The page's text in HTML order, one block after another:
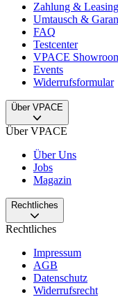
Zahlung & Leasing
Umtausch &
FAQ
Testcenter
VPACE
Events
Widerrufsformular
Über VPACE
Über VPACE
Über Uns
Jobs
Magazin
Rechtliches
Rechtliches
Impressum
AGB
Datenschutz
Widerrufsrecht